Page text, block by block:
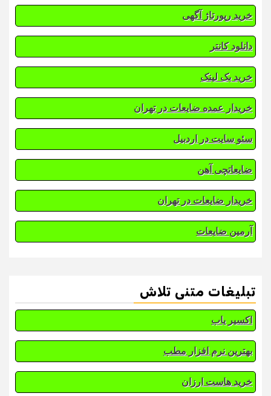
خرید رپورتاژ آگهی
دانلود کانتر
خرید بک لینک
خریدار عمده ضایعات در تهران
سئو سایت در اردبیل
ضایعاتچی آهن
خریدار ضایعات در تهران
آرمین ضایعات
تبلیغات متنی تلاش
اکسیر یاب
بهترین نرم افزار مطب
خرید هاست ارزان